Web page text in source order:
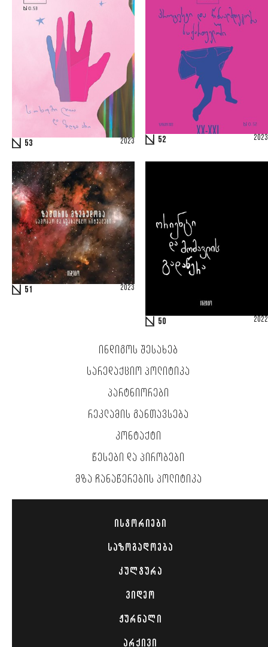
53 2023 52 2023
51 2023
50 2022
ᲘᲜᲓᲘᲒᲝᲡ ᲨᲔᲡᲐᲮᲔᲑ
ᲡᲐᲠᲔᲓᲐᲥᲪᲘᲝ ᲞᲝᲚᲘᲢᲘᲙᲐ
ᲞᲐᲠᲢᲜᲘᲝᲠᲔᲑᲘ
ᲠᲔᲙᲚᲐᲛᲘᲡ ᲒᲐᲜᲗᲐᲕᲡᲔᲑᲐ
ᲙᲝᲜᲢᲐᲥᲢᲘ
ᲬᲔᲡᲔᲑᲘ ᲓᲐ ᲞᲘᲠᲝᲑᲔᲑᲘ
ᲛᲖᲐ ᲩᲐᲜᲐᲬᲔᲠᲔᲑᲘᲡ ᲞᲝᲚᲘᲢᲘᲙᲐ
ᲘᲡᲢᲝᲠᲘᲔᲑᲘ
ᲡᲐᲖᲝᲒᲐᲓᲝᲔᲑᲐ
ᲙᲣᲚᲢᲣᲠᲐ
ᲕᲘᲓᲔᲝ
ᲟᲣᲠᲜᲐᲚᲘ
ᲐᲠᲥᲘᲕᲘ